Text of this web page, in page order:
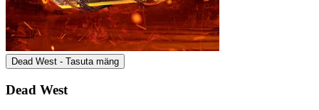
Dead West - Tasuta mäng
Dead West